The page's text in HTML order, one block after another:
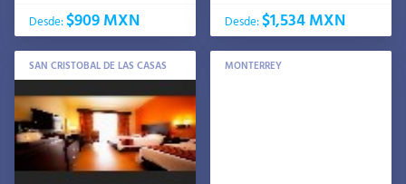
Desde:$909 MXN Desde:$1,534 MXN
SAN CRISTOBAL DE LAS CASAS MONTERREY